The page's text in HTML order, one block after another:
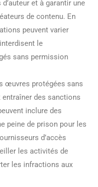
et à garantir une
de contenu. En
peuvent varier
le
sans permission
œuvres protégées sans
entraîner des sanctions
inclure des
peine de prison pour les
d’accès
les activités de
les infractions aux